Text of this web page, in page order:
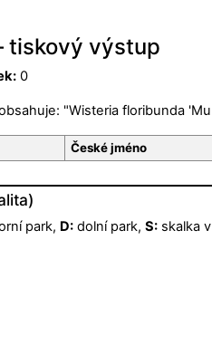
tiskový výstup
0
"Wisteria floribunda
České jméno
park, D:dolní park, S:skalka